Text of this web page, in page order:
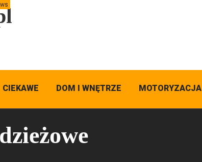
CIEKAWE DOM I WNĘTRZE MOTORYZACJA